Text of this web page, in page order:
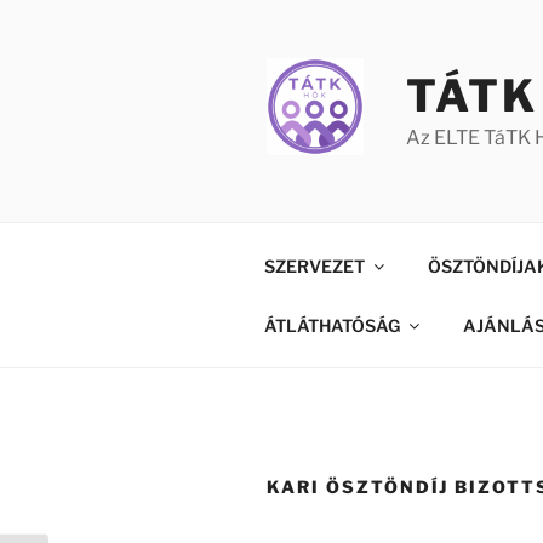
Az ELTE
SZERVEZET
ÁTLÁTHATÓSÁG
KARI ÖSZTÖNDÍJ